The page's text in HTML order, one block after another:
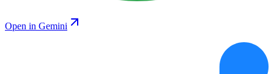
Open in Gemini